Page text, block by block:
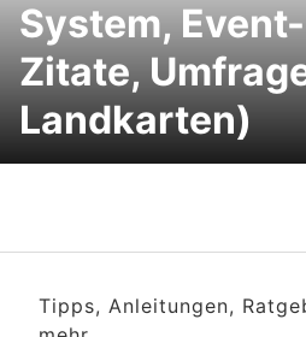
System,
Zitate,
Landkarten)
Tipps, Anleitungen,